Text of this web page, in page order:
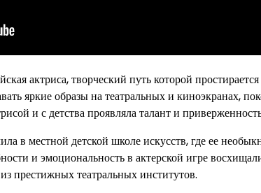
актриса, творческий путь которой
яркие образы на театральных и киноэкранах,
и с детства проявляла талант и
в местной детской школе искусств, где ее
и эмоциональность в актерской игре
престижных театральных институтов.